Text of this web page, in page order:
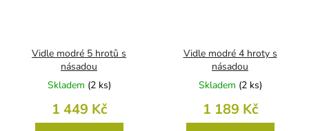
Vidle modré 5 hrotů s
násadou
Skladem (2 ks)
1 449 Kč
Vidle modré 4 hroty s
násadou
Skladem (2 ks)
1 189 Kč